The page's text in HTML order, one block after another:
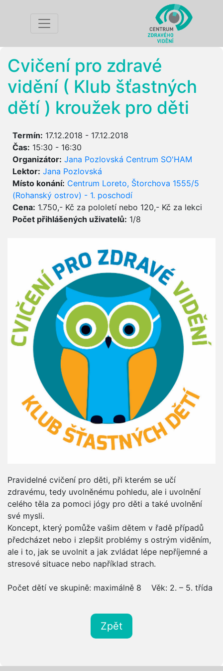
Cvičení pro zdravé
vidění ( Klub šťastných
dětí ) kroužek pro děti
Termín: 17.12.2018 - 17.12.2018
Čas: 15:30 - 16:30
Organizátor: Jana Pozlovská Centrum SO'HAM
Lektor: Jana Pozlovská
Místo konání: Centrum Loreto, Štorchova 1555/5
(Rohanský ostrov) - 1. poschodí
Cena: 1.750,- Kč za pololetí nebo 120,- Kč za lekci
Počet přihlášených uživatelů: 1/8
Pravidelné cvičení pro děti, při kterém se učí
zdravému, tedy uvolněnému pohledu, ale i uvolnění
celého těla za pomoci jógy pro děti a také uvolnění
své mysli.
Koncept, který pomůže vašim dětem v řadě případů
předcházet nebo i zlepšit problémy s ostrým viděním,
ale i to, jak se uvolnit a jak zvládat lépe nepříjemné a
stresové situace nebo například strach.
Počet dětí ve skupině: maximálně 8 Věk: 2. – 5. třída
Zpět